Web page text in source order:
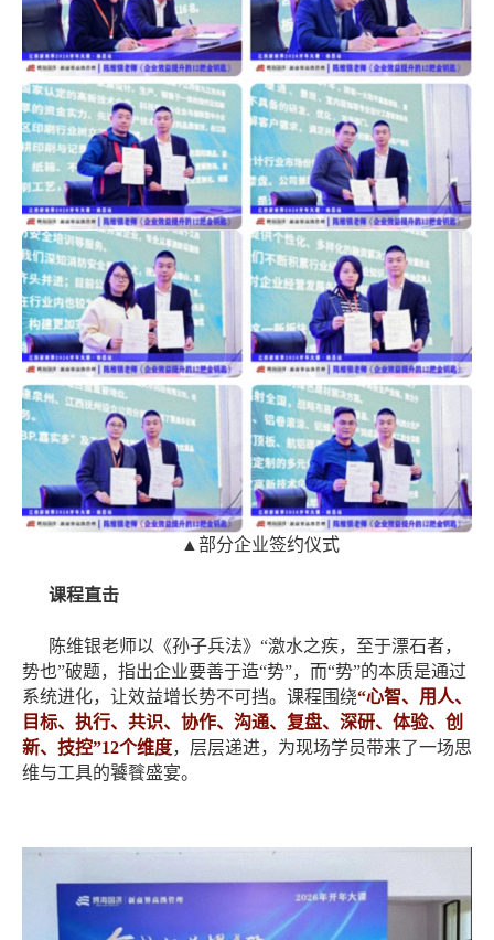
▲部分企业签约仪式
课程直击
陈维银老师以《孙子兵法》 “激水之疾，至于漂石者，
势也”破题，指出企业要善于造“势”，而“势”的本质是通过
系统进化，让效益增长势不可挡。课程围绕“心智、用人、
目标、执行、共识、协作、沟通、复盘、深研、体验、创
新、技控”12个维度，层层递进，为现场学员带来了一场思
维与工具的饕餮盛宴。